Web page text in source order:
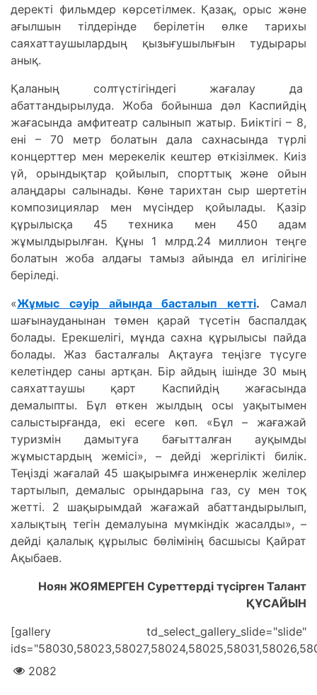
деректі фильмдер көрсетілмек. Қазақ, орыс және
ағылшын тілдерінде берілетін өлке тарихы
саяхаттаушылардың қызығушылығын тудырары
анық.
Қаланың солтүстігіндегі жағалау да
абаттандырылуда. Жоба бойынша дәл Каспийдің
жағасында амфитеатр салынып жатыр. Биіктігі – 8,
ені – 70 метр болатын дала сахнасында түрлі
концерттер мен мерекелік кештер өткізілмек. Киіз
үй, орындықтар қойылып, спорттық және ойын
алаңдары салынады. Көне тарихтан сыр шертетін
композициялар мен мүсіндер қойылады. Қазір
құрылысқа 45 техника мен 450 адам
жұмылдырылған. Құны 1 млрд.24 миллион теңге
болатын жоба алдағы тамыз айында ел игілігіне
беріледі.
«Жұмыс сәуір айында басталып кетті. Самал
шағынауданынан төмен қарай түсетін баспалдақ
болады. Ерекшелігі, мұнда сахна құрылысы пайда
болады. Жаз басталғалы Ақтауға теңізге түсуге
келетіндер саны артқан. Бір айдың ішінде 30 мың
саяхаттаушы қарт Каспийдің жағасында
демалыпты. Бұл өткен жылдың осы уақытымен
салыстырғанда, екі есеге көп. «Бұл – жағажай
туризмін дамытуға бағытталған ауқымды
жұмыстардың жемісі», – дейді жергілікті билік.
Теңізді жағалай 45 шақырымға инженерлік желілер
тартылып, демалыс орындарына газ, су мен тоқ
жетті. 2 шақырымдай жағажай абаттандырылып,
халықтың тегін демалуына мүмкіндік жасалды», –
дейді қалалық құрылыс бөлімінің басшысы Қайрат
Ақыбаев.
Ноян ЖОЯМЕРГЕН Суреттерді түсірген Талант
ҚҰСАЙЫН
[gallery td_select_gallery_slide="slide"
2082